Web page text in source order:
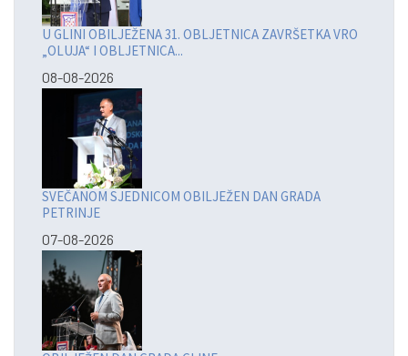
U GLINI OBILJEŽENA 31. OBLJETNICA ZAVRŠETKA VRO
„OLUJA“ I OBLJETNICA...
08-08-2026
SVEČANOM SJEDNICOM OBILJEŽEN DAN GRADA
PETRINJE
07-08-2026